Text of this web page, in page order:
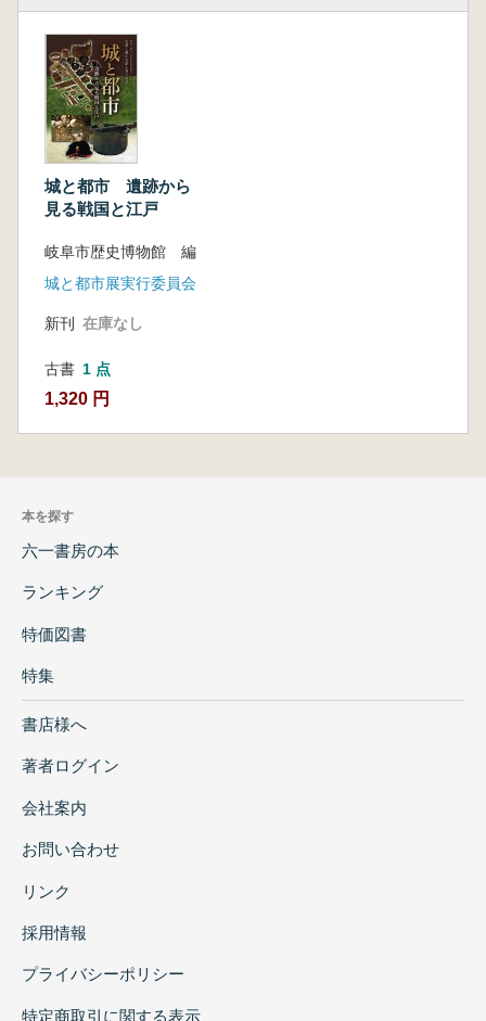
城と都市 遺跡から
見る戦国と江戸
岐阜市歴史博物館 編
城と都市展実行委員会
新刊 在庫なし
古書 1 点
1,320 円
本を探す
六一書房の本
ランキング
特価図書
特集
書店様へ
著者ログイン
会社案内
お問い合わせ
リンク
採用情報
プライバシーポリシー
特定商取引に関する表示